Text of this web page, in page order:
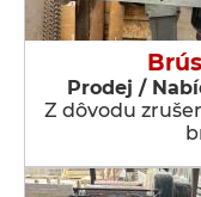
Prodej /
Z dôvodu